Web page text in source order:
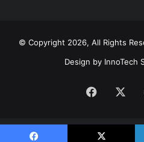
© Copyright 2026, All Rights
Design by InnoTech